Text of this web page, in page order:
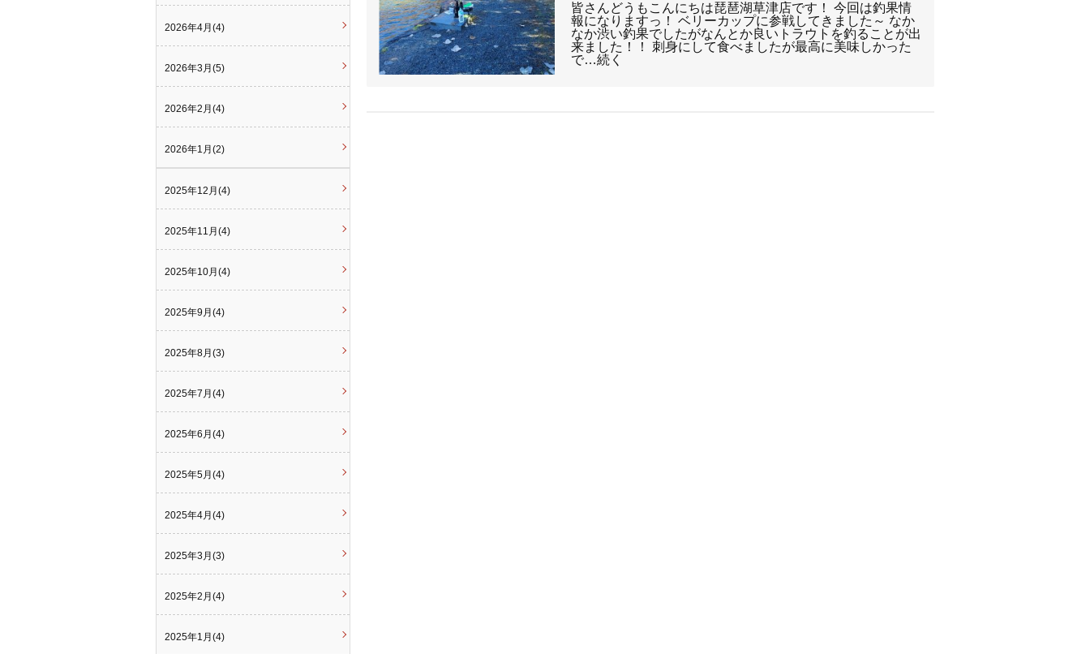
皆さんどうもこんにちは琵琶湖草津店です！ 今回は釣果情
報になりますっ！ ベリーカップに参戦してきました～ なか
なか渋い釣果でしたがなんとか良いトラウトを釣ることが出
来ました！！ 刺身にして食べましたが最高に美味しかった
で…続く
2026年4月(4)
2026年3月(5)
2026年2月(4)
2026年1月(2)
2025年12月(4)
2025年11月(4)
2025年10月(4)
2025年9月(4)
2025年8月(3)
2025年7月(4)
2025年6月(4)
2025年5月(4)
2025年4月(4)
2025年3月(3)
2025年2月(4)
2025年1月(4)